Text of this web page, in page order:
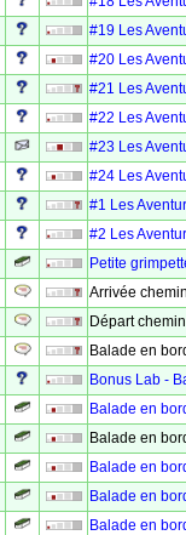
#19 Les
#20 Les
#21 Les
#22 Les
#23 Les
#24 Les
#1 Les
#2 Les
Petite
Arrivée
Départ
Balade en
Bonus Lab -
Balade en
Balade en
Balade en
Balade en
Balade en